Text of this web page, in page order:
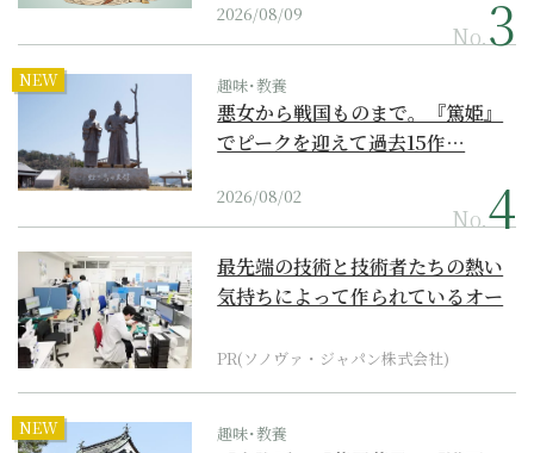
2026/08/09
No.
NEW 趣味･教養
悪女から戦国ものまで。『篤姫』
でピークを迎えて過去15作…
2026/08/02
No.
最先端の技術と技術者たちの熱い
気持ちによって作られているオー
PR(ソノヴァ・ジャパン株式会社)
NEW 趣味･教養